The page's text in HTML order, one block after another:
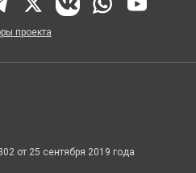
проекта
от 25 сентября 2019 года